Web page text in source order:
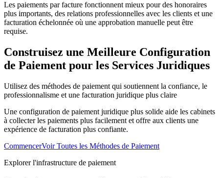
Les paiements par facture fonctionnent mieux pour des honoraires
plus importants, des relations professionnelles avec les clients et une
facturation échelonnée où une approbation manuelle peut être
requise.
Construisez une Meilleure Configuration
de Paiement pour les Services Juridiques
Utilisez des méthodes de paiement qui soutiennent la confiance, le
professionnalisme et une facturation juridique plus claire
Une configuration de paiement juridique plus solide aide les cabinets
à collecter les paiements plus facilement et offre aux clients une
expérience de facturation plus confiante.
CommencerVoir Toutes les Méthodes de Paiement
Explorer l'infrastructure de paiement